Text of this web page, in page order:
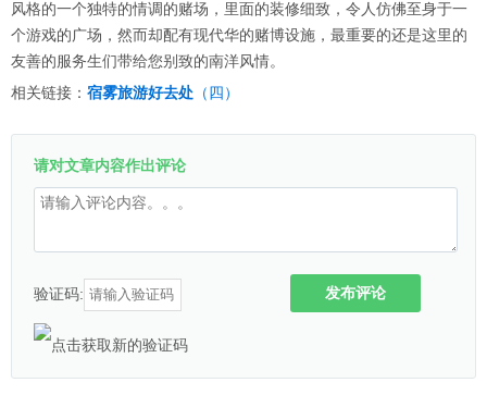
风格的一个独特的情调的赌场，里面的装修细致，令人仿佛至身于一
个游戏的广场，然而却配有现代华的赌博设施，最重要的还是这里的
友善的服务生们带给您别致的南洋风情。
相关链接： 宿雾旅游好去处 （四）
请对文章内容作出评论
验证码: 发布评论